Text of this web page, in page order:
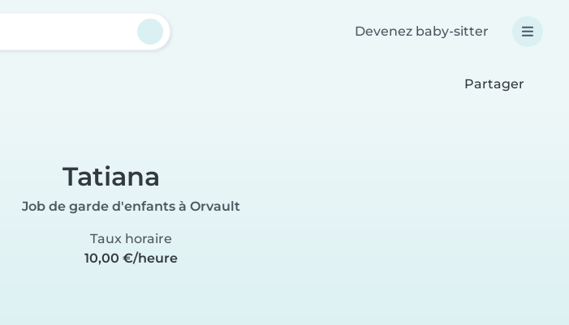
Devenez baby-sitter
Partager
Tatiana
Job de garde d'enfants à Orvault
Taux horaire
10,00 €/heure